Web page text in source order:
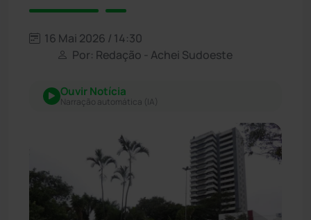
16 Mai 2026 / 14:30
Por: Redação - Achei Sudoeste
Ouvir Notícia
Narração automática (IA)